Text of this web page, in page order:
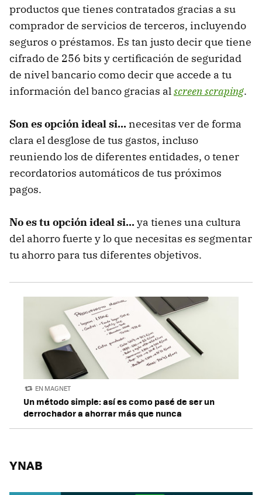
productos que tienes contratados gracias a su
comprador de servicios de terceros, incluyendo
seguros o préstamos. Es tan justo decir que tiene
cifrado de 256 bits y certificación de seguridad
de nivel bancario como decir que accede a tu
información del banco gracias alscreen scraping.
Son es opción ideal si... necesitas ver de forma
clara el desglose de tus gastos, incluso
reuniendo los de diferentes entidades, o tener
recordatorios automáticos de tus próximos
pagos.
No es tu opción ideal si...ya tienes una cultura
del ahorro fuerte y lo que necesitas es segmentar
tu ahorro para tus diferentes objetivos.
EN MAGNET
Un método simple: así es como pasé de ser un
derrochador a ahorrar más que nunca
YNAB